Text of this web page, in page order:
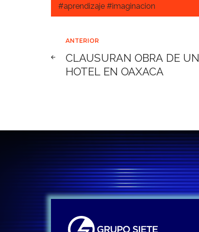
#aprendizaje #imaginacion
Navegación
de
ANTERIOR
CLAUSURAN OBRA DE UN
HOTEL EN OAXACA